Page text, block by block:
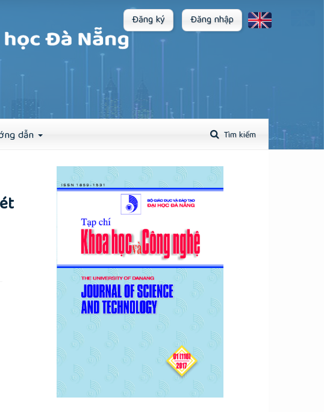
dẫn Tìm kiếm
Đăng ký Đăng nhập